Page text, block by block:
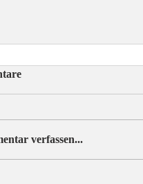
verfassen...